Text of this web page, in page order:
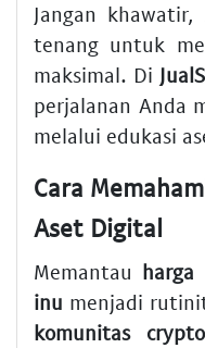
Jangan
tenang untuk
maksimal. Di
perjalanan Anda
melalui edukasi
Cara
Aset Digital
Memantau harga
inu menjadi
komunitas crypto